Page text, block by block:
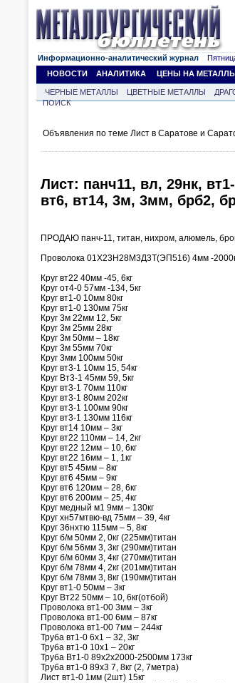
Информационно-аналитический журнал
НОВОСТИ
АНАЛИТИКА ЦЕНЫ НА
ЧЕРНЫЕ МЕТАЛЛЫ ЦВЕТНЫЕ МЕТАЛЛЫ
ПОИСК
Объявления по теме Лист в Саратове и
Лист: панч11, вл, 29нк,
вт6, вт14, 3м, 3мм, брб2,
ПРОДАЮ панч-11, титан, нихром, алюмель,
Проволока 01Х23Н28М3Д3Т(ЭП516) 4мм -
Круг вт22 40мм -45, 6кг
Круг от4-0 57мм -134, 5кг
Круг вт1-0 10мм 80кг
Круг вт1-0 130мм 75кг
Круг 3м 22мм 12, 5кг
Круг 3м 25мм 28кг
Круг 3м 50мм – 18кг
Круг 3м 55мм 70кг
Круг 3мм 100мм 50кг
Круг вт3-1 10мм 15, 54кг
Круг Вт3-1 45мм 59, 5кг
Круг вт3-1 70мм 110кг
Круг вт3-1 80мм 202кг
Круг вт3-1 100мм 90кг
Круг вт3-1 130мм 116кг
Круг вт14 10мм – 3кг
Круг вт22 110мм – 14, 2кг
Круг вт22 12мм – 10, 6кг
Круг вт22 16мм – 1, 1кг
Круг вт5 45мм – 8кг
Круг вт6 45мм – 9кг
Круг вт6 120мм – 28, 6кг
Круг вт6 200мм – 25, 4кг
Круг медный м1 9мм – 130кг
Круг хн57мтвю-вд 75мм – 39, 4кг
Круг 36нхтю 115мм – 5, 8кг
Круг б/м 50мм 2, 0кг (225мм)титан
Круг б/м 56мм 3, 3кг (290мм)титан
Круг б/м 60мм 3, 4кг (270мм)титан
Круг б/м 78мм 4, 2кг (201мм)титан
Круг б/м 78мм 3, 8кг (190мм)титан
Круг вт1-0 50мм – 3кг
Круг Вт22 50мм – 10, 6кг(отбой)
Проволока вт1-00 3мм – 3кг
Проволока вт1-00 6мм – 87кг
Проволока вт1-00 7мм – 244кг
Труба вт1-0 6х1 – 32, 3кг
Труба вт1-0 10х1 – 20кг
Труба Вт1-0 89х2х2000-2500мм 173кг
Труба вт1-0 89х3 7, 8кг (2, 7метра)
Лист вт1-0 1мм (2шт) 15кг